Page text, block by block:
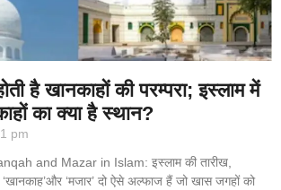
है खानकाहों की परम्परा; इस्लाम में
का क्या है स्थान?
pm
and Mazar in Islam: इस्लाम की तारीख,
‘मजार’ दो ऐसे अल्फाज हैं जो खास जगहों को